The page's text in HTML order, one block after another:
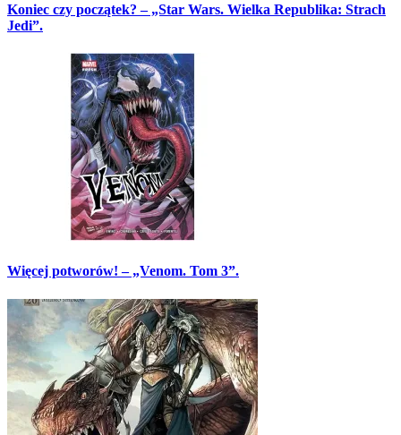
Koniec czy początek? – „Star Wars. Wielka Republika: Strach
Jedi”.
Więcej potworów! – „Venom. Tom 3”.